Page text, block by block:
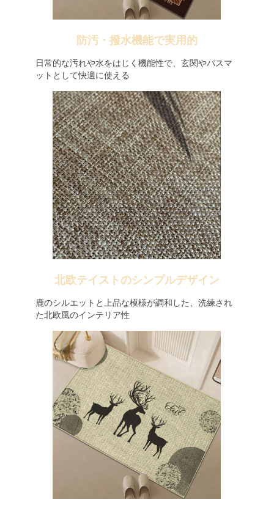
防汚・撥水機能で実用的
日常的な汚れや水をはじく機能性で、玄関やバスマ
ットとして快適に使える
北欧テイストのシンプルデザイン
鹿のシルエットと上品な模様が調和した、洗練され
た北欧風のインテリア性